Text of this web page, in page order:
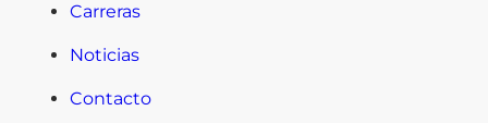
Carreras
Noticias
Contacto